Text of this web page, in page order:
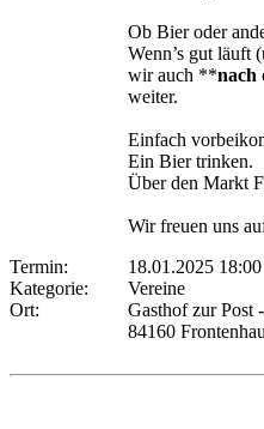
Ob Bier oder
Wenn’s gut läuft
wir auch **nach
weiter.
Einfach
Ein Bier trinken.
Über den Markt
Wir freuen uns
Termin:
18.01.2025
Kategorie:
Vereine
Ort:
Gasthof zur Post
84160